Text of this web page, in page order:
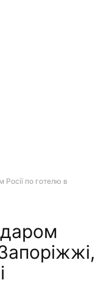
по готелю в